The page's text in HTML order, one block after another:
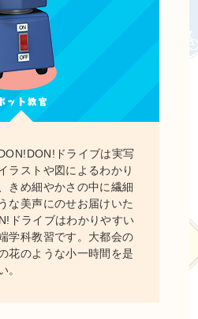
ドライブは実写
ラストや図によるわかり
きめ細やかさの中に繊細
な美声にのせお届けいた
ドライブはわかりやすい
学科教習です。大都会の
花のような小一時間を是
。